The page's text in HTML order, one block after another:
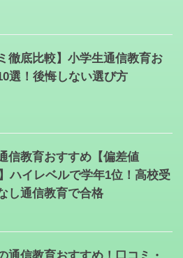
徹底比較】小学生通信教育お
選！後悔しない選び方
信教育おすすめ【偏差値
ハイレベルで学年1位！高校受
し通信教育で合格